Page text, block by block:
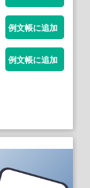
例文帳に追加
例文帳に追加